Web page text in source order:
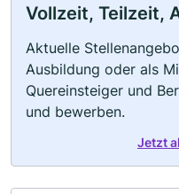
Vollzeit, Teilzeit,
Aktuelle
Ausbildung oder als
Quereinsteiger und
und bewerben.
Jetzt